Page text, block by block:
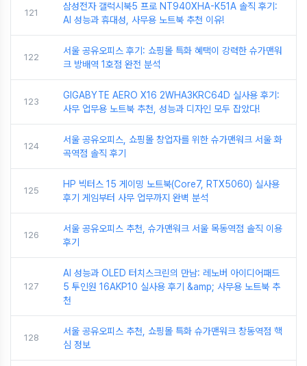
121
삼성전자 갤럭시북5 프로 NT940XHA-K51A 솔직 후기:
AI 성능과 휴대성, 사무용 노트북 추천 이유!
122
서울 공유오피스 후기: 쇼핑몰 특화 혜택이 강력한 슈가맨워
크 방배역 1호점 완전 분석
123
GIGABYTE AERO X16 2WHA3KRC64D 실사용 후기:
사무 업무용 노트북 추천, 성능과 디자인 모두 잡았다!
124
서울 공유오피스, 쇼핑몰 창업자를 위한 슈가맨워크 서울 화
곡역점 솔직 후기
125
HP 빅터스 15 게이밍 노트북(Core7, RTX5060) 실사용
후기 게임부터 사무 업무까지 완벽 분석
126
서울 공유오피스 추천, 슈가맨워크 서울 목동역점 솔직 이용
후기
127
AI 성능과 OLED 터치스크린의 만남: 레노버 아이디어패드
5 투인원 16AKP10 실사용 후기 &amp; 사무용 노트북 추
천
128
서울 공유오피스 추천, 쇼핑몰 특화 슈가맨워크 창동역점 핵
심 정보